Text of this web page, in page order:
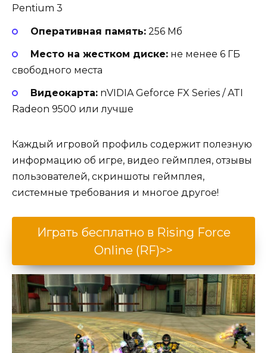
Pentium 3
Оперативная память:256 Мб
Место на жестком диске:не менее 6 ГБ
свободного места
Видеокарта:nVIDIA Geforce FX Series / ATI
Radeon 9500 или лучше
Каждый игровой профиль содержит полезную
информацию об игре, видео геймплея, отзывы
пользователей, скриншоты геймплея,
системные требования и многое другое!
Играть бесплатно в Rising Force
Online (RF)>>